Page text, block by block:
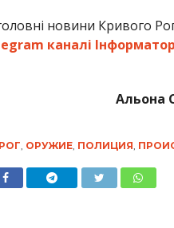
новини Кривого
каналі
Альона
ОРУЖИЕ, ПОЛИЦИЯ